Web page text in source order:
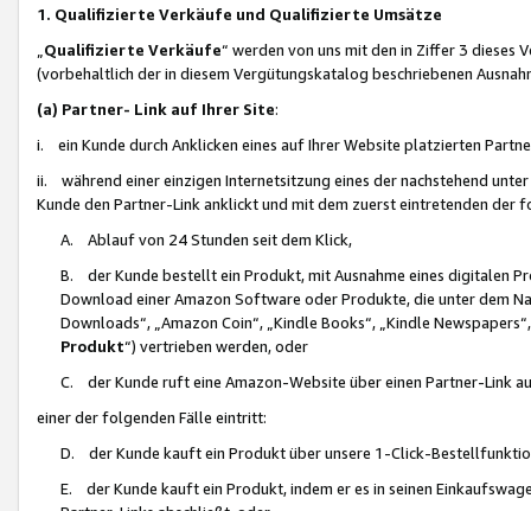
1. Qualifizierte Verkäufe und Qualifizierte Umsätze
Qualifizierte Verkäufe“ werden von uns mit den in Ziffer 3
(vorbehaltlich der in diesem Vergütungskatalog beschriebenen
(a) Partner- Link auf Ihrer Site:
i. ein Kunde durch Anklicken eines auf Ihrer Website platzierten
ii. während einer einzigen Internetsitzung eines der nachstehend
Kunde den Partner-Link anklickt und mit dem zuerst eintretenden der
A. Ablauf von 24 Stunden seit dem Klick,
B. der Kunde bestellt ein Produkt, mit Ausnahme eines digitalen
Download einer Amazon Software oder Produkte, die unter dem
Downloads“, „Amazon Coin“, „Kindle Books“, „Kindle
Produkt“) vertrieben werden, oder
C. der Kunde ruft eine Amazon-Website über einen Partner-Link
einer der folgenden Fälle eintritt:
D. der Kunde kauft ein Produkt über unsere 1-Click-
E. der Kunde kauft ein Produkt, indem er es in seinen